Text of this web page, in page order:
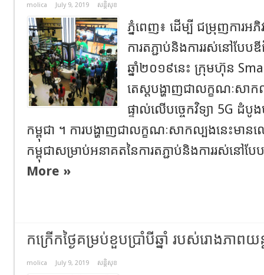
molica July 9, 2019 សន្តិសុខ
ភ្នំពេញ៖ ដើម្បី ជម្រុញការអ
ការតភ្ជាប់និងការរស់នៅបែប
ឆ្នាំ២០១៩នេះ ក្រុមហ៊ុន
តេស្តបង្ហាញជាលក្ខណៈសា
ផ្ទាល់លើបច្ចេកវិទ្យា 5G ដំបូ
កម្ពុជា ។ ការបង្ហាញជាលក្ខណៈសាកល្បងនេះមាន
កម្ពុជាសម្រាប់អនាគតនៃការតភ្ជាប់និងការរស់នៅ
More »
កក្រើកថ្ងៃគម្រប់ខួបប្រាំបីឆ្នាំ របស់រោងភាពយ
molica July 9, 2019 សន្តិសុខ